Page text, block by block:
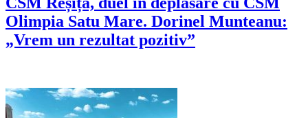
Olimpia Satu Mare. Dorinel Munteanu:
„Vrem un rezultat pozitiv”